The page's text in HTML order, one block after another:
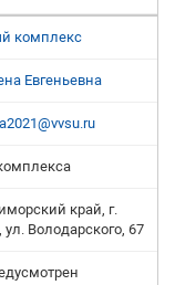
комплекс
Евгеньевна
край, г.
ул. Володарского, 67